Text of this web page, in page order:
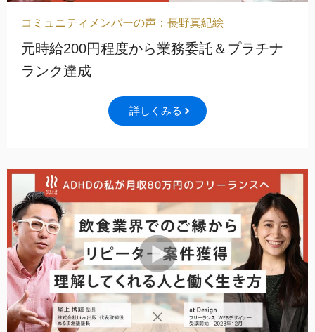
コミュニティメンバーの声：長野真紀絵
元時給200円程度から業務委託＆プラチナ
ランク達成
詳しくみる